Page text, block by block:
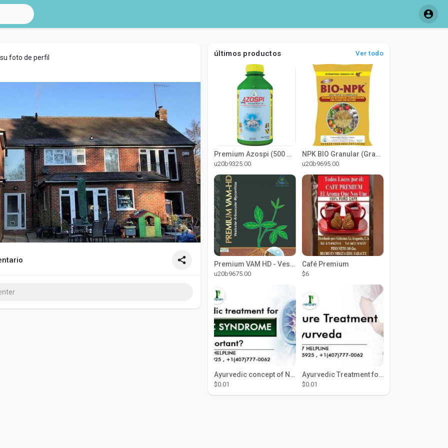
foto de perfil últimos productos Ver todo
Premium Azospi (500 ml)
u20b9325.00
NPK BIO Granular (Granular)
u20b9695.00
Premium VAM HD - Vesicular Arbuscular Mycorrhiza (Wettable Powder)
u20b9675.00
Café Premium
$6
Ayurvedic concept of Nephrotic Syndrome
$0.01
Ayurvedic Treatment for Kidney in USA
$0.01